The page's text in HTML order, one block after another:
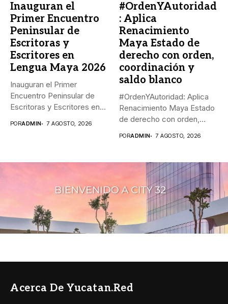
Inauguran el
Primer Encuentro
Peninsular de
Escritoras y
Escritores en
Lengua Maya 2026
Inauguran el Primer
Encuentro Peninsular de
Escritoras y Escritores en
PORADMIN 7 AGOSTO, 2026
#OrdenYAutoridad
: Aplica
Renacimiento
Maya Estado de
derecho con orden,
coordinación y
saldo blanco
#OrdenYAutoridad: Aplica
Renacimiento Maya Estado
de derecho con orden,
PORADMIN 7 AGOSTO, 2026
Acerca De Yucatan.red